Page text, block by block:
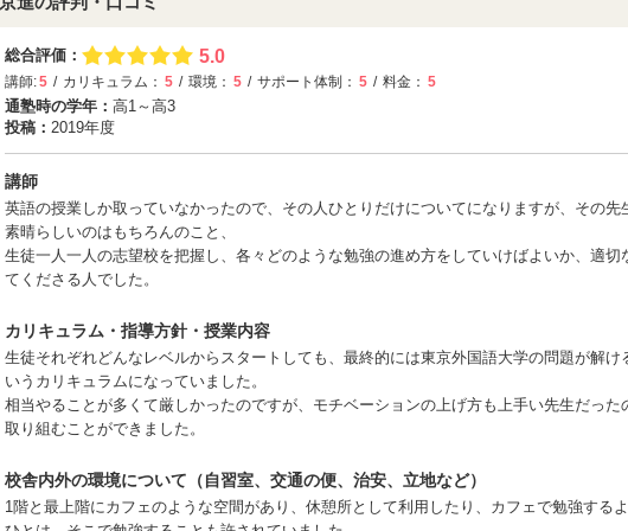
総合評価： 5.0
講師:5 カリキュラム： 5 環境： 5 サポート体制： 5 料金： 5
通塾時の学年： 高1～高3
投稿： 2019年度
講師
英語の授業しか取っていなかったので、その人ひとりだけについてになりますが、その先
素晴らしいのはもちろんのこと、
生徒一人一人の志望校を把握し、各々どのような勉強の進め方をしていけばよいか、適切
てくださる人でした。
カリキュラム・指導方針・授業内容
生徒それぞれどんなレベルからスタートしても、最終的には東京外国語大学の問題が解け
いうカリキュラムになっていました。
相当やることが多くて厳しかったのですが、モチベーションの上げ方も上手い先生だった
取り組むことができました。
校舎内外の環境について（自習室、交通の便、治安、立地など）
1階と最上階にカフェのような空間があり、休憩所として利用したり、カフェで勉強する